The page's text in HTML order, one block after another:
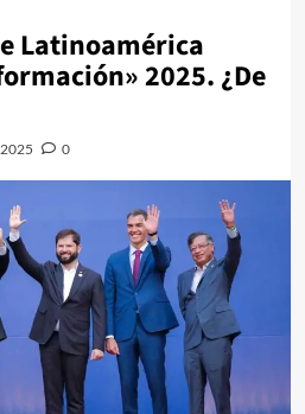
Latinoamérica
2025. ¿De
0